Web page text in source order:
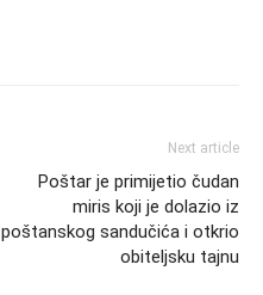
Next article
Poštar je primijetio čudan
miris koji je dolazio iz
poštanskog sandučića i otkrio
obiteljsku tajnu